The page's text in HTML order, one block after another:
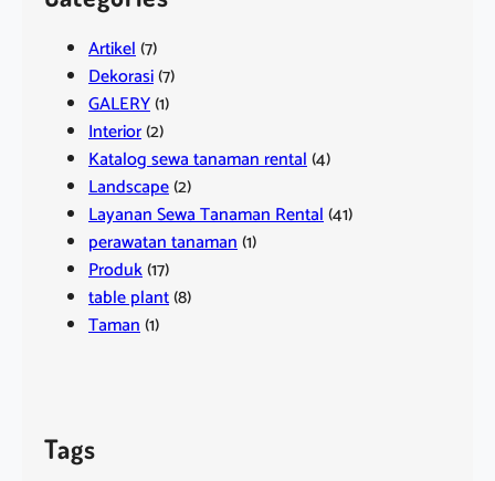
Artikel(7)
Dekorasi(7)
GALERY(1)
Interior(2)
Katalog sewa tanaman rental(4)
Landscape(2)
Layanan Sewa Tanaman Rental(41)
perawatan tanaman(1)
Produk(17)
table plant(8)
Taman(1)
Tags